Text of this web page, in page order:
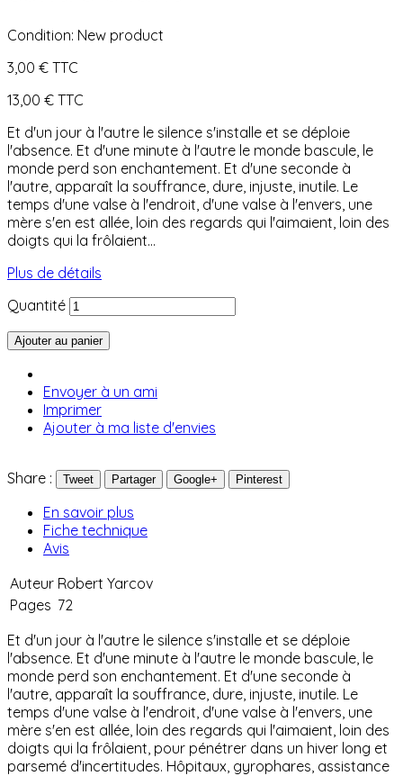
Condition: New product
3,00 € TTC
13,00 € TTC
Et d'un jour à l'autre le silence s'installe et se déploie
l'absence. Et d'une minute à l'autre le monde bascule, le
monde perd son enchantement. Et d'une seconde à
l'autre, apparaît la souffrance, dure, injuste, inutile. Le
temps d'une valse à l'endroit, d'une valse à l'envers, une
mère s'en est allée, loin des regards qui l'aimaient, loin des
doigts qui la frôlaient...
Plus de détails
Quantité
Ajouter au panier
Envoyer à un ami
Imprimer
Ajouter à ma liste d'envies
Share : Tweet Partager Google+ Pinterest
En savoir plus
Fiche technique
Avis
Auteur Robert Yarcov
Pages 72
Et d'un jour à l'autre le silence s'installe et se déploie
l'absence. Et d'une minute à l'autre le monde bascule, le
monde perd son enchantement. Et d'une seconde à
l'autre, apparaît la souffrance, dure, injuste, inutile. Le
temps d'une valse à l'endroit, d'une valse à l'envers, une
mère s'en est allée, loin des regards qui l'aimaient, loin des
doigts qui la frôlaient, pour pénétrer dans un hiver long et
parsemé d'incertitudes. Hôpitaux, gyrophares, assistance